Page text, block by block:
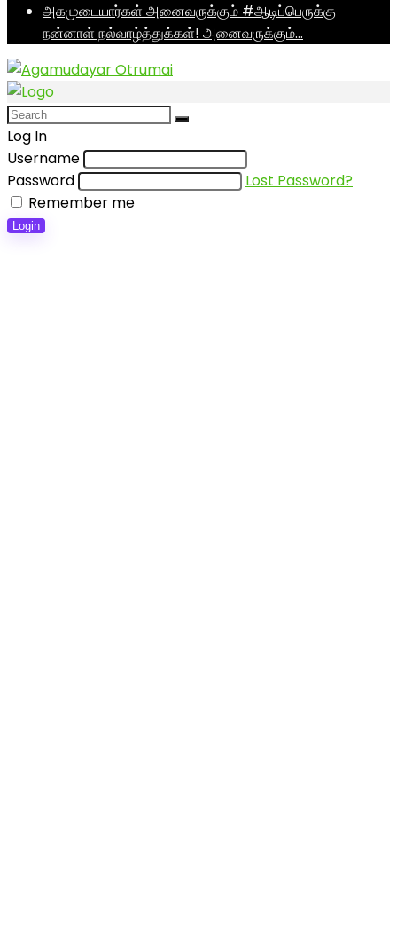
அகமுடையார்கள் அனைவருக்கும் #ஆடிப்பெருக்கு
நன்னாள் நல்வாழ்த்துக்கள்! அனைவருக்கும்…
Log In
Username
Password
Lost Password?
Remember me
Login